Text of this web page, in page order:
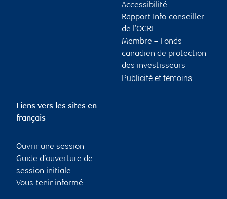
Accessibilité
Rapport Info-conseiller
de l’OCRI
Membre – Fonds
canadien de protection
des investisseurs
Publicité et témoins
Liens vers les sites en
français
Ouvrir une session
Guide d’ouverture de
session initiale
Vous tenir informé